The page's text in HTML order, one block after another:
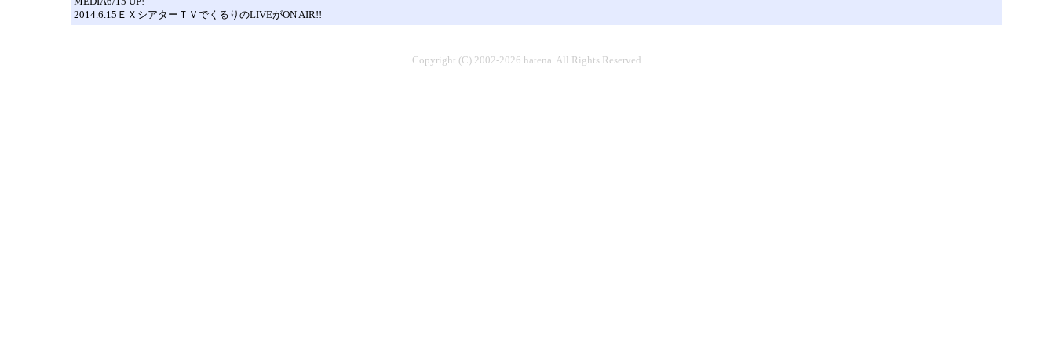
2014.6.15ＥＸシアターＴＶでくるりのLIVEがON AIR!!
Copyright (C) 2002-2026 hatena. All Rights Reserved.